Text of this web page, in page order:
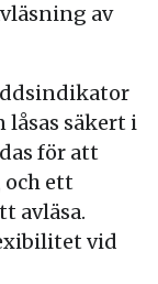
av
låsas säkert i
för att
ett
avläsa.
vid